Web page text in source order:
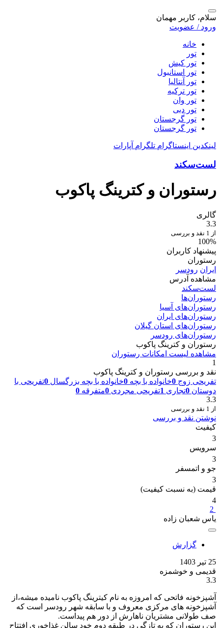
سلام، کاربر مهمان
ورود / عضویت
خانه
تور
تور کیش
تور استانبول
تور آنتالیا
تور ترکیه
تور وان
تور دبی
تور گرجستان
تور گرجستان
لینکدین اینستاگرام تلگرام آپارات
لست‌سکند
رستوران و کترینگ پاکوب
گالری
3.3
از 1 نقد و بررسی
100%
پیشنهاد کاربران
رستوران
ایران رودسر
مشاهده آدرس
لست‌سکند
رستوران‌ها
رستوران‌های آسیا
رستوران‌های ایران
رستوران‌های استان گیلان
رستوران‌های رودسر
رستوران و کترینگ پاکوب
مشاهده لیست امکانات رستوران
1
نقد و بررسی رستوران و کترینگ پاکوب
تفریحی زوج 0خانواده با بچه 0خانواده با بچه بزرگسال 0تفریحی با
دوستان 0تجاری 1تفریحی مجردی 0متفرقه 0
3.3
از 1 نقد و بررسی
نوشتن نقد و بررسی
کیفیت
3
سرویس
3
جو و اتمسفر
3
قیمت (به نسبت کیفیت)
4
2
یاس شعبان زاده
گزارش
25 تیر 1403
قدیمی و خوشمزه
3.3
آشپزخونه فاتحی که امروزه به نام کیترینگ پاکوب نامیده میشه،از
آشپزخونه های مرکزی معروف و با سابقه شهر رودسر است که
صف طولانی مشتریان ناهارش از دور هم پیداست.
این رستوران که به تازگی در طبقه دوم خود سالن غذاخوری افتتاح